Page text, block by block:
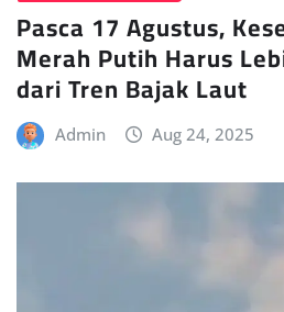
Pasca 17 Agustus,
Merah Putih Harus
dari Tren Bajak Laut
Admin Aug 24, 2025